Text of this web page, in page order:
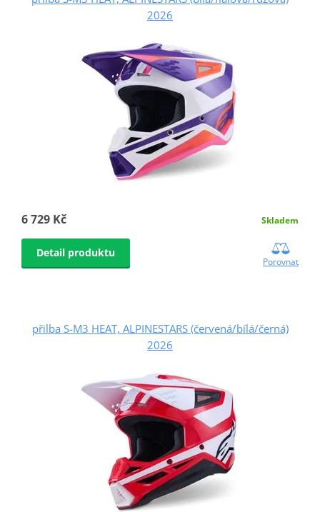
2026
6 729 Kč Skladem
Detail produktu
Porovnat
přilba S-M3 HEAT, ALPINESTARS (červená/bílá/černá)
2026